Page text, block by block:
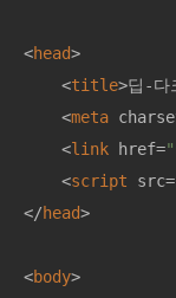
<head>
<title>딥-다
<meta
<link href=
<script src=
</head>
<body>